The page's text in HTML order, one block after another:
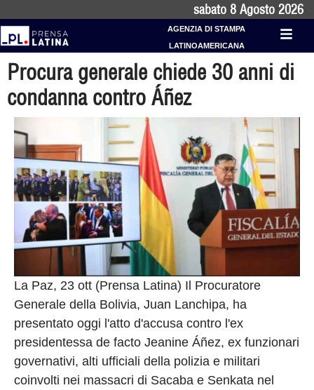
sabato 8 Agosto 2026
AGENZIA DI STAMPA
LATINOAMERICANA
Procura generale chiede 30 anni di
condanna contro Áñez
La Paz, 23 ott (Prensa Latina) Il Procuratore
Generale della Bolivia, Juan Lanchipa, ha
presentato oggi l'atto d'accusa contro l'ex
presidentessa de facto Jeanine Áñez, ex funzionari
governativi, alti ufficiali della polizia e militari
coinvolti nei massacri di Sacaba e Senkata nel